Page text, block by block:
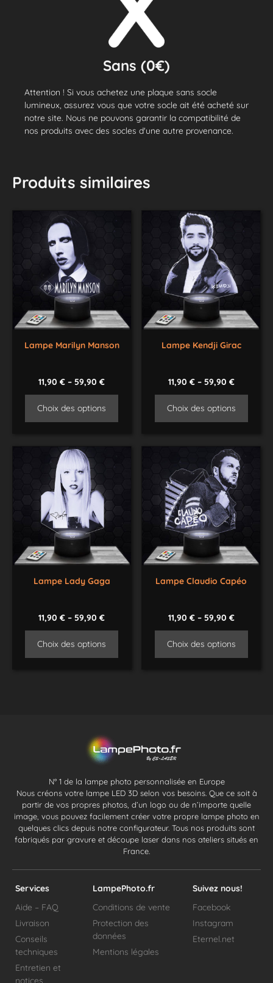
Sans (0€)
Attention ! Si vous achetez une plaque sans socle
lumineux, assurez vous que votre socle ait été acheté sur
notre site. Nous ne pouvons garantir la compatibilité de
nos produits avec des socles d'une autre provenance.
Produits similaires
Lampe Marilyn Manson
11,90€ –59,90€
Choix des options
Lampe Kendji Girac
11,90 €– 59,90 €
Choix des options
Lampe Lady Gaga
11,90€ –59,90€
Choix des options
Lampe Claudio Capéo
11,90 €– 59,90 €
Choix des options
N° 1 de la lampe photo personnalisée en Europe
Nous créons votre lampe LED 3D selon vos besoins. Que ce soit à
partir de vos propres photos, d’un logo ou de n’importe quelle
image, vous pouvez facilement créer votre propre lampe photo en
quelques clics depuis notre configurateur. Tous nos produits sont
fabriqués par gravure et découpe laser dans nos ateliers situés en
France.
Services
Aide – FAQ
Livraison
Conseils
techniques
Entretien et
notices
LampePhoto.fr
Conditions de vente
Protection des
données
Mentions légales
Suivez nous!
Facebook
Instagram
Eternel.net